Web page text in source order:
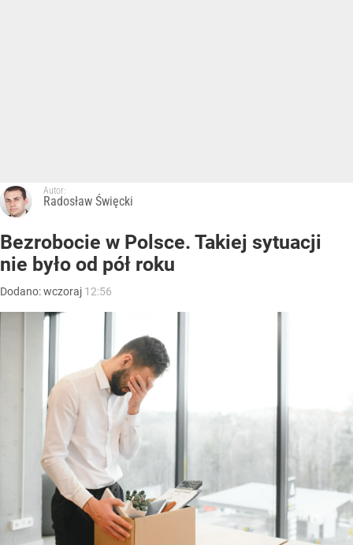
Autor:
Radosław Święcki
Bezrobocie w Polsce. Takiej sytuacji
nie było od pół roku
Dodano:wczoraj 12:56